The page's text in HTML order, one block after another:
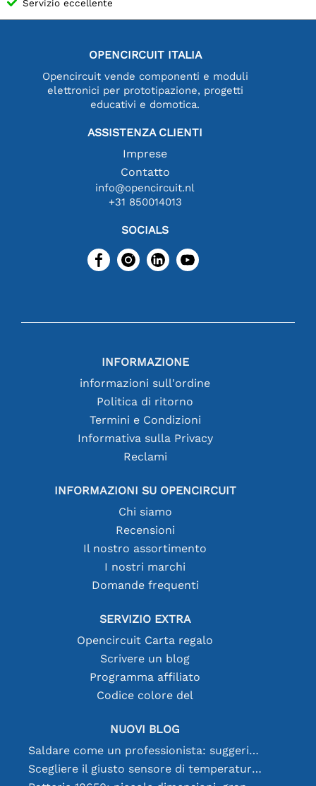
Servizio eccellente
OPENCIRCUIT ITALIA
Opencircuit vende componenti e moduli
elettronici per prototipazione, progetti
educativi e domotica.
ASSISTENZA CLIENTI
Imprese
Contatto
info@opencircuit.nl
+31 850014013
SOCIALS
INFORMAZIONE
informazioni sull'ordine
Politica di ritorno
Termini e Condizioni
Informativa sulla Privacy
Reclami
INFORMAZIONI SU OPENCIRCUIT
Chi siamo
Recensioni
Il nostro assortimento
I nostri marchi
Domande frequenti
SERVIZIO EXTRA
Opencircuit Carta regalo
Scrivere un blog
Programma affiliato
Codice colore del
NUOVI BLOG
Saldare come un professionista: suggerimenti per connessioni elettroniche perfette
Scegliere il giusto sensore di temperatura [youtube]